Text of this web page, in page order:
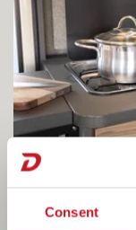
Consent